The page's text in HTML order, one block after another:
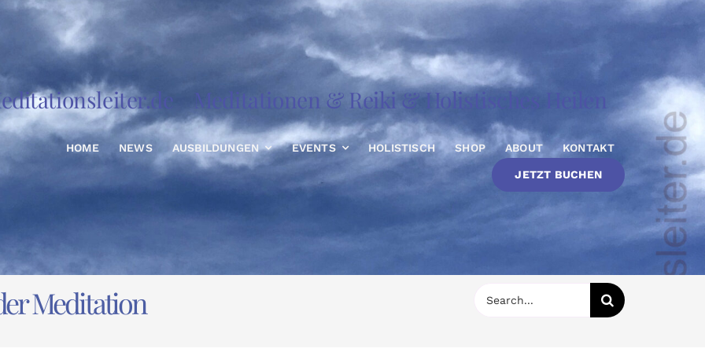
Meditationen & Reiki & Holistisches Heilen
HOME NEWS AUSBILDUNGEN EVENTS HOLISTISCH SHOP ABOUT KONTAKT
JETZT BUCHEN
Meditation